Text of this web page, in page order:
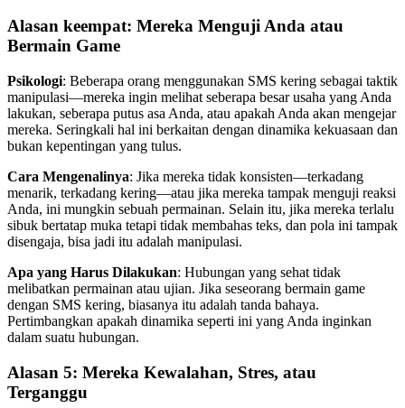
Alasan keempat: Mereka Menguji Anda atau
Bermain Game
Psikologi: Beberapa orang menggunakan SMS kering sebagai taktik
manipulasi—mereka ingin melihat seberapa besar usaha yang Anda
lakukan, seberapa putus asa Anda, atau apakah Anda akan mengejar
mereka. Seringkali hal ini berkaitan dengan dinamika kekuasaan dan
bukan kepentingan yang tulus.
Cara Mengenalinya: Jika mereka tidak konsisten—terkadang
menarik, terkadang kering—atau jika mereka tampak menguji reaksi
Anda, ini mungkin sebuah permainan. Selain itu, jika mereka terlalu
sibuk bertatap muka tetapi tidak membahas teks, dan pola ini tampak
disengaja, bisa jadi itu adalah manipulasi.
Apa yang Harus Dilakukan: Hubungan yang sehat tidak
melibatkan permainan atau ujian. Jika seseorang bermain game
dengan SMS kering, biasanya itu adalah tanda bahaya.
Pertimbangkan apakah dinamika seperti ini yang Anda inginkan
dalam suatu hubungan.
Alasan 5: Mereka Kewalahan, Stres, atau
Terganggu